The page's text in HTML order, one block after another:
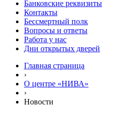
Банковские реквизиты
Контакты
Бессмертный полк
Вопросы и ответы
Работа у нас
Дни открытых дверей
Главная страница
›
О центре «НИВА»
›
Новости